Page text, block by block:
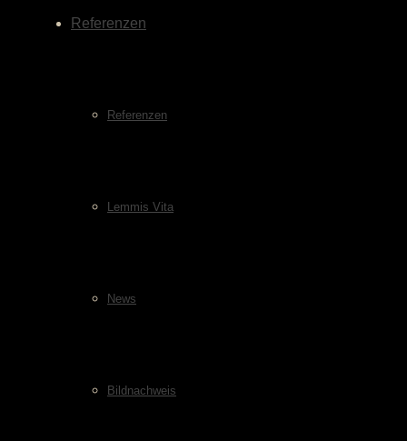
Referenzen
Referenzen
Lemmis Vita
News
Bildnachweis